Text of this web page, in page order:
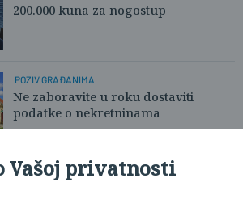
200.000 kuna za nogostup
POZIV GRAĐANIMA
Ne zaboravite u roku dostaviti
podatke o nekretninama
PROJEKT VRIJEDAN 700.000 KUNA
Oni će zastupati JLS-e od Zagreba do
Vašoj privatnosti